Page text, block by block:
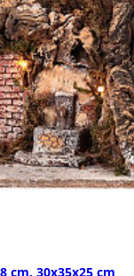
cm, 30x35x25 cm